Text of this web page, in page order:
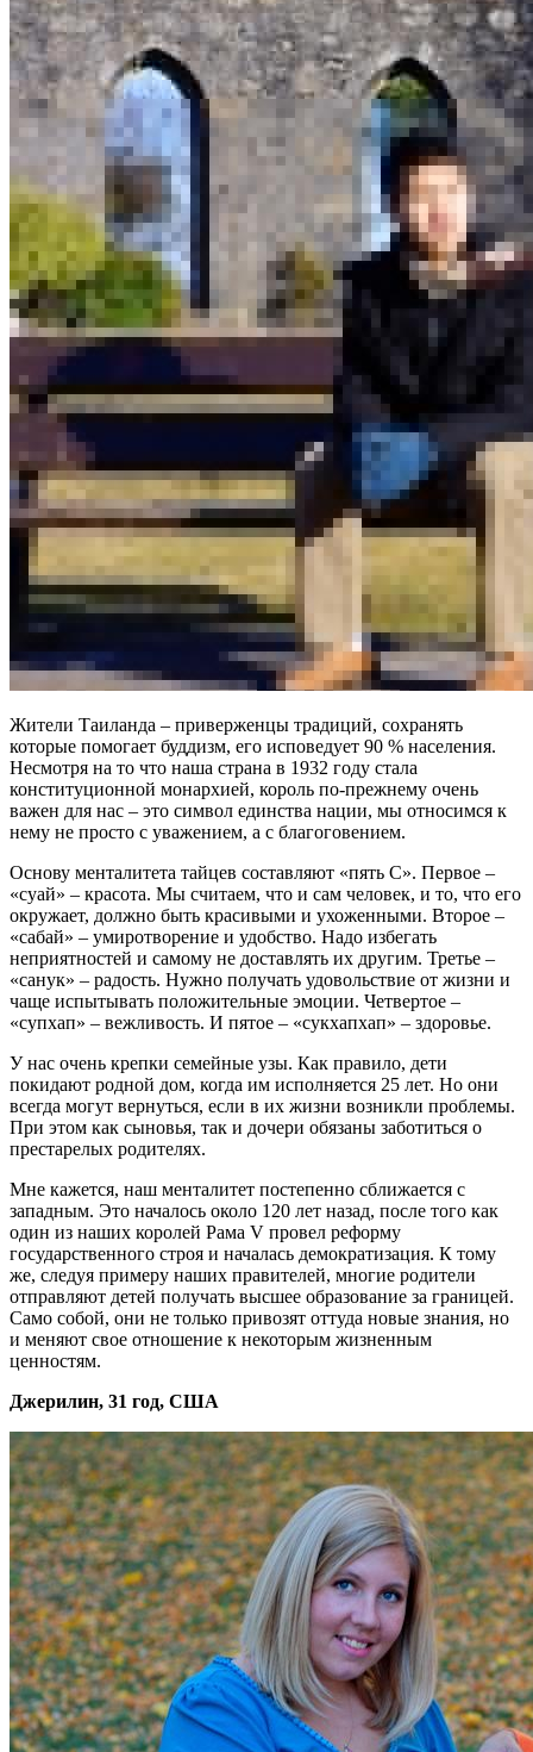
Жители Таиланда – приверженцы традиций, сохранять
которые помогает буддизм, его исповедует 90 % населения.
Несмотря на то что наша страна в 1932 году стала
конституционной монархией, король по-прежнему очень
важен для нас – это символ единства нации, мы относимся к
нему не просто с уважением, а с благоговением.
Основу менталитета тайцев составляют «пять С». Первое –
«суай» – красота. Мы считаем, что и сам человек, и то, что его
окружает, должно быть красивыми и ухоженными. Второе –
«сабай» – умиротворение и удобство. Надо избегать
неприятностей и самому не доставлять их другим. Третье –
«санук» – радость. Нужно получать удовольствие от жизни и
чаще испытывать положительные эмоции. Четвертое –
«супхап» – вежливость. И пятое – «сукхапхап» – здоровье.
У нас очень крепки семейные узы. Как правило, дети
покидают родной дом, когда им исполняется 25 лет. Но они
всегда могут вернуться, если в их жизни возникли проблемы.
При этом как сыновья, так и дочери обязаны заботиться о
престарелых родителях.
Мне кажется, наш менталитет постепенно сближается с
западным. Это началось около 120 лет назад, после того как
один из наших королей Рама V провел реформу
государственного строя и началась демократизация. К тому
же, следуя примеру наших правителей, многие родители
отправляют детей получать высшее образование за границей.
Само собой, они не только привозят оттуда новые знания, но
и меняют свое отношение к некоторым жизненным
ценностям.
Джерилин, 31 год, США